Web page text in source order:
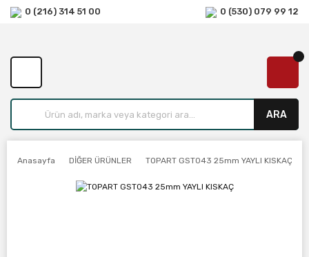
0 (216) 314 51 00 0 (530) 079 99 12
ARA
Anasayfa DİĞER ÜRÜNLER TOPART GST043 25mm YAYLI KISKAÇ